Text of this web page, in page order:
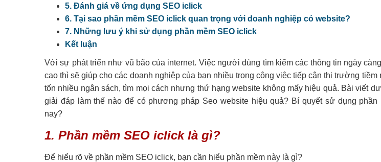
5. Đánh giá về ứng dụng SEO iclick
6. Tại sao phần mềm SEO iclick quan trọng với doanh nghiệp có website?
7. Những lưu ý khi sử dụng phần mềm SEO iclick
Kết luận
Với sự phát triển như vũ bão của internet. Việc người dùng tìm kiếm các thông tin ngày
cao thì sẽ giúp cho các doanh nghiệp của bạn nhiều trong công việc tiếp cận thị trường tiềm
tốn nhiều ngân sách, tìm mọi cách nhưng thứ hạng website không mấy hiệu quả. Bài viết
giải đáp làm thế nào để có phương pháp Seo website hiệu quả? Bí quyết sử dụng phần
nay?
1. Phần mềm SEO iclick là gì?
Để hiểu rõ về phần mềm SEO iclick, bạn cần hiểu phần mềm này là gì?